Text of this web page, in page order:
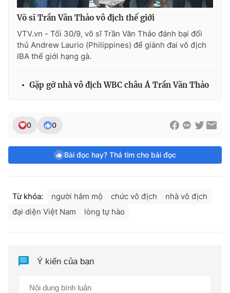
Võ sĩ Trần Văn Thảo vô địch thế giới
VTV.vn - Tối 30/9, võ sĩ Trần Văn Thảo đánh bại đối
thủ Andrew Laurio (Philippines) để giành đai vô địch
IBA thế giới hạng gà.
Gặp gỡ nhà vô địch WBC châu Á Trần Văn Thảo
0 0
Bài đọc hay? Thả tim cho bài đọc
Từ khóa: người hâm mộ chức vô địch
nhà vô địch
đại diện Việt Nam
lòng tự hào
Ý kiến của bạn